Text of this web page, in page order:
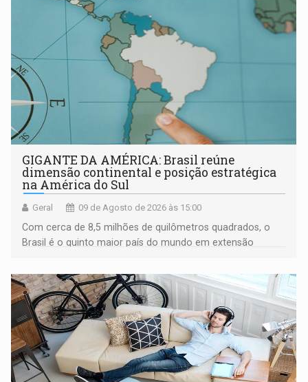
GIGANTE DA AMÉRICA: Brasil reúne
dimensão continental e posição estratégica
na América do Sul
Geral 09 de Agosto de 2026 às 15:00
Com cerca de 8,5 milhões de quilômetros quadrados, o
Brasil é o quinto maior país do mundo em extensão